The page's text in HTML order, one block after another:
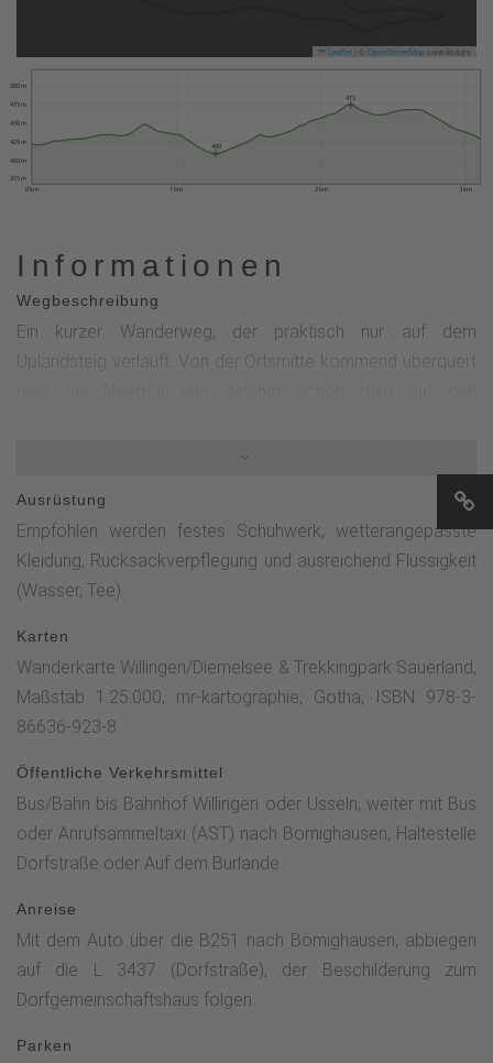
Leaflet OpenStreetMapcontributors
0 km 1 km 2 km 3 km
375 m
400 m
425 m
450 m
475 m
500 m
409
475
Informationen
Wegbeschreibung
Ein kurzer Wanderweg, der praktisch nur auf dem
Uplandsteig verläuft. Von der Ortsmitte kommend überquert
Teerstraße. Hier biegt man rechts ab zurück nach
Bömighausen.
Ausrüstung
Empfohlen werden festes Schuhwerk, wetterangepasste
Kleidung, Rucksackverpflegung und ausreichend Flüssigkeit
(Wasser, Tee).
Karten
Wanderkarte Willingen/Diemelsee & Trekkingpark Sauerland,
Maßstab 1:25.000, mr-kartographie, Gotha, ISBN 978-3-
86636-923-8
Öffentliche Verkehrsmittel
Bus/Bahn bis Bahnhof Willingen oder Usseln, weiter mit Bus
oder Anrufsammeltaxi (AST) nach Bömighausen, Haltestelle
Dorfstraße oder Auf dem Burlande
Anreise
Mit dem Auto über die B251 nach Bömighausen, abbiegen
auf die L 3437 (Dorfstraße), der Beschilderung zum
Dorfgemeinschaftshaus folgen.
Parken